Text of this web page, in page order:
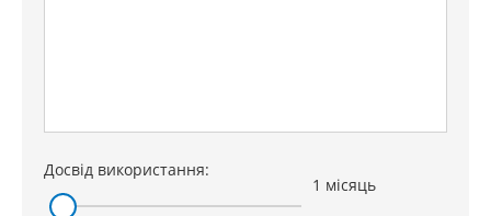
Досвід використання:
1 місяць